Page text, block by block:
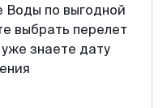
по выгодной
выбрать перелет
знаете дату